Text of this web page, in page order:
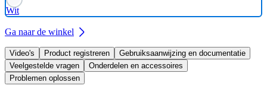
Wit
Ga naar de winkel
Video's Product registreren
Gebruiksaanwijzing en documentatie
Veelgestelde vragen
Onderdelen en accessoires
Problemen oplossen